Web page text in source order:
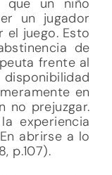
que un niño
un jugador
juego. Esto
de
frente al
en
no prejuzgar.
experiencia
abrirse a lo
p.107).